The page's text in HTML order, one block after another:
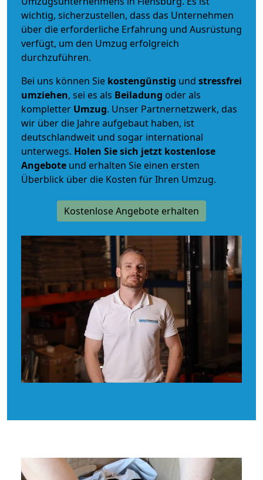
wichtig, sicherzustellen, dass das Unternehmen
über die erforderliche Erfahrung und Ausrüstung
verfügt, um den Umzug erfolgreich
durchzuführen.
Bei uns können Sie kostengünstig und stressfrei
umziehen, sei es als Beiladung oder als
kompletter Umzug. Unser Partnernetzwerk, das
wir über die Jahre aufgebaut haben, ist
deutschlandweit und sogar international
unterwegs. Holen Sie sich jetzt kostenlose
Angebote und erhalten Sie einen ersten
Überblick über die Kosten für Ihren Umzug.
Kostenlose Angebote erhalten